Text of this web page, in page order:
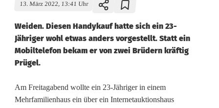
13. März 2022, 13:41 Uhr
Weiden. Diesen Handykauf hatte sich ein 23-
Jähriger wohl etwas anders vorgestellt. Statt ein
Mobiltelefon bekam er von zwei Brüdern kräftig
Prügel.
P
Am Freitagabend wollte ein 23-Jähriger in einem
Mehrfamilienhaus ein über ein Internetauktionshaus